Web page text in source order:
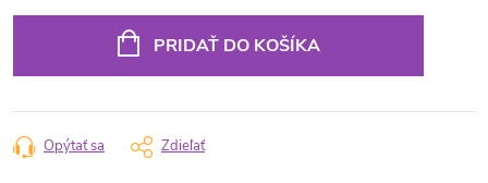
PRIDAŤ DO KOŠÍKA
Opýtať sa Zdieľať